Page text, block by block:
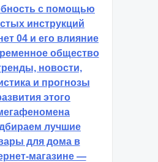
с помощью
инструкций
04 и его влияние
общество
новости,
и прогнозы
этого
лучшие
для дома в
магазине —